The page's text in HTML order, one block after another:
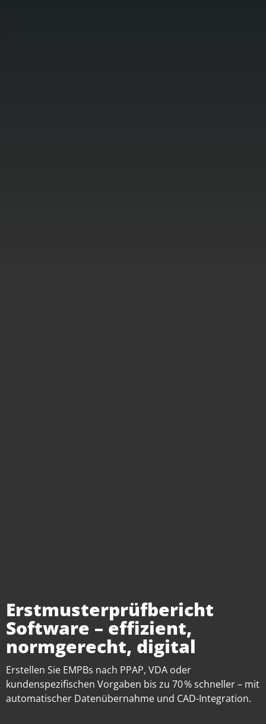
Erstmusterprüfbericht
Software – effizient,
normgerecht, digital
Erstellen Sie EMPBs nach PPAP, VDA oder
kundenspezifischen Vorgaben bis zu 70 % schneller – mit
automatischer Datenübernahme und CAD-Integration.